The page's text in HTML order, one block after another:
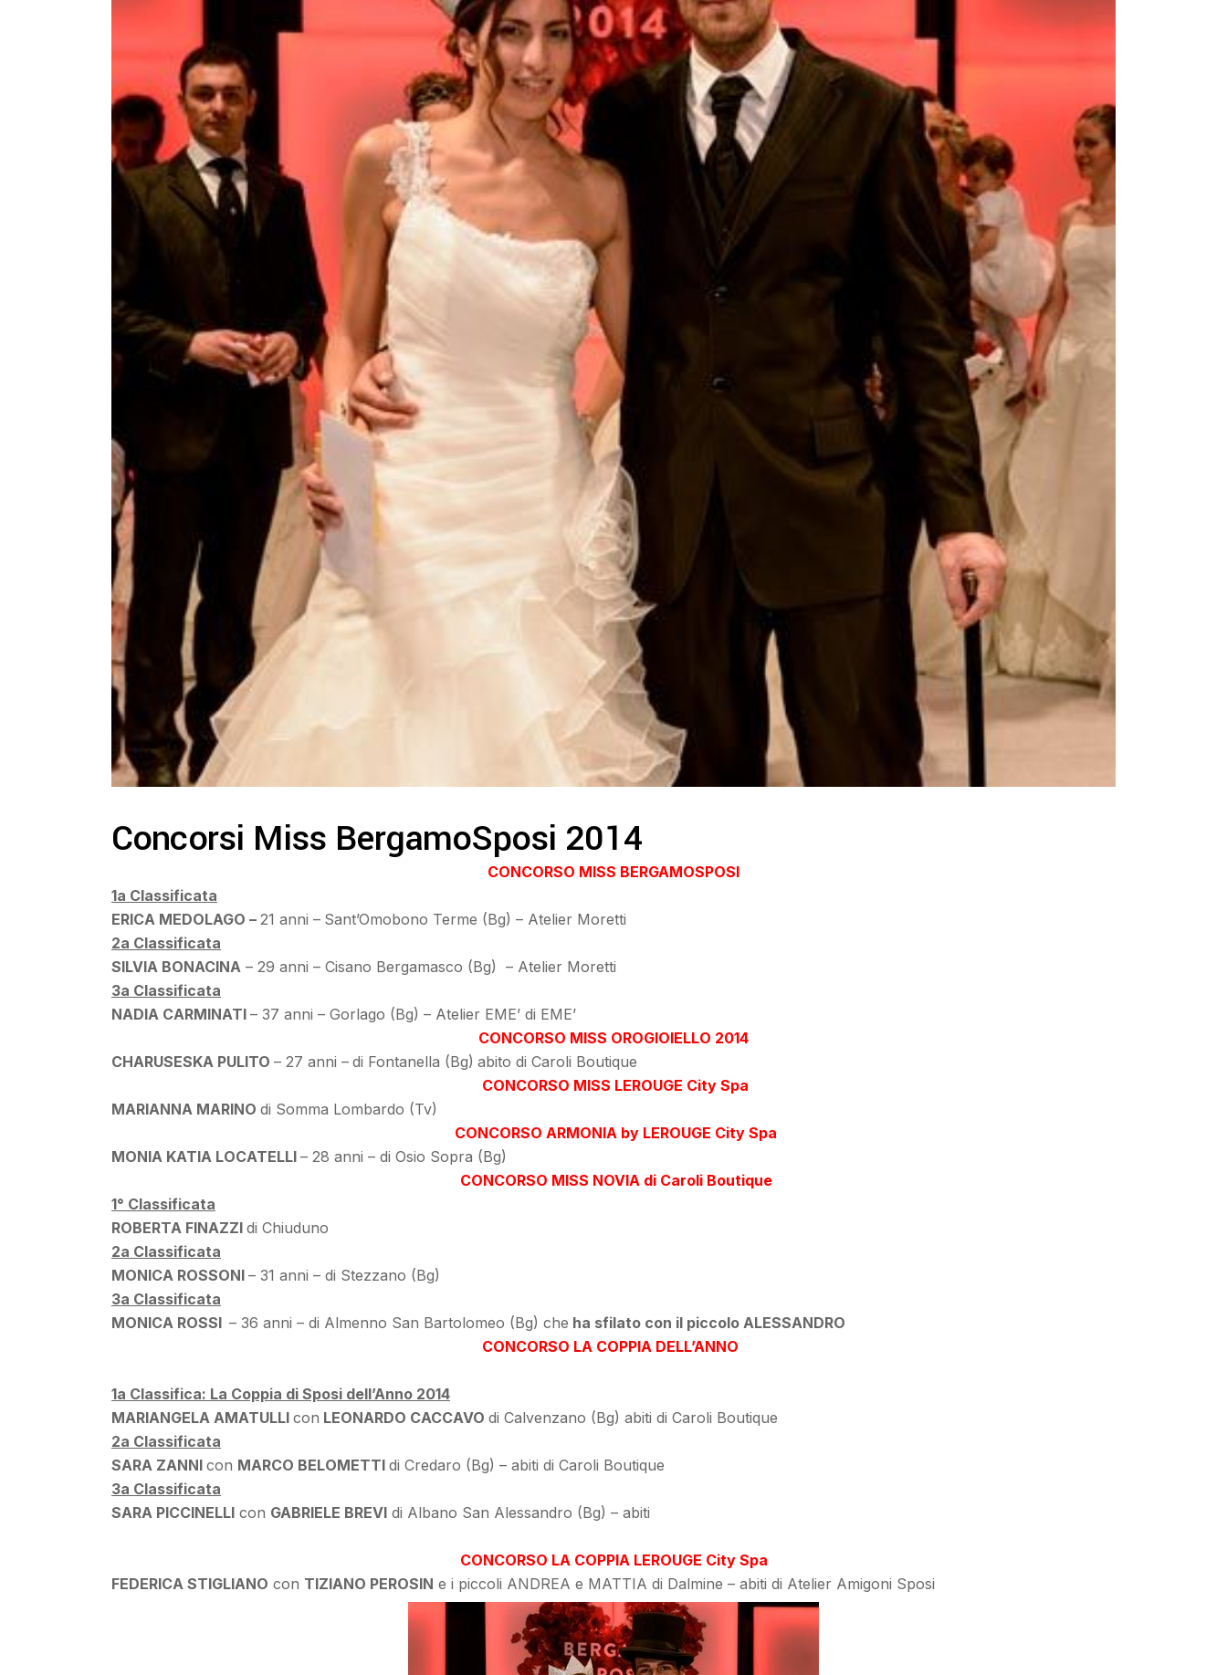
Concorsi Miss BergamoSposi 2014
CONCORSO MISS BERGAMOSPOSI
1a Classificata
ERICA MEDOLAGO – 21 anni – Sant’Omobono Terme (Bg) – Atelier Moretti
2a Classificata
SILVIA BONACINA – 29 anni – Cisano Bergamasco (Bg) – Atelier Moretti
3a Classificata
NADIA CARMINATI – 37 anni – Gorlago (Bg) – Atelier EME’ di EME’
CONCORSO MISS OROGIOIELLO 2014
CHARUSESKA PULITO – 27 anni – di Fontanella (Bg) abito di Caroli Boutique
CONCORSO MISS LEROUGE City Spa
MARIANNA MARINO di Somma Lombardo (Tv)
CONCORSO ARMONIA by LEROUGE City Spa
MONIA KATIA LOCATELLI – 28 anni – di Osio Sopra (Bg)
CONCORSO MISS NOVIA di Caroli Boutique
1° Classificata
ROBERTA FINAZZI di Chiuduno
2a Classificata
MONICA ROSSONI – 31 anni – di Stezzano (Bg)
3a Classificata
MONICA ROSSI – 36 anni – di Almenno San Bartolomeo (Bg) che ha sfilato con il piccolo ALESSANDRO
CONCORSO LA COPPIA DELL’ANNO
1a Classifica: La Coppia di Sposi dell’Anno 2014
MARIANGELA AMATULLI con LEONARDO CACCAVO di Calvenzano (Bg) abiti di Caroli Boutique
2a Classificata
SARA ZANNI con MARCO BELOMETTI di Credaro (Bg) – abiti di Caroli Boutique
3a Classificata
SARA PICCINELLI con GABRIELE BREVI di Albano San Alessandro (Bg) – abiti
CONCORSO LA COPPIA LEROUGE City Spa
FEDERICA STIGLIANO con TIZIANO PEROSIN e i piccoli ANDREA e MATTIA di Dalmine – abiti di Atelier Amigoni Sposi